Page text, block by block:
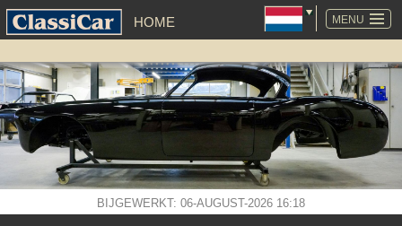
MENU
HOME
NAVIGATIE
OVERSLAAN
BIJGEWERKT: 06-AUGUST-2026 16:18